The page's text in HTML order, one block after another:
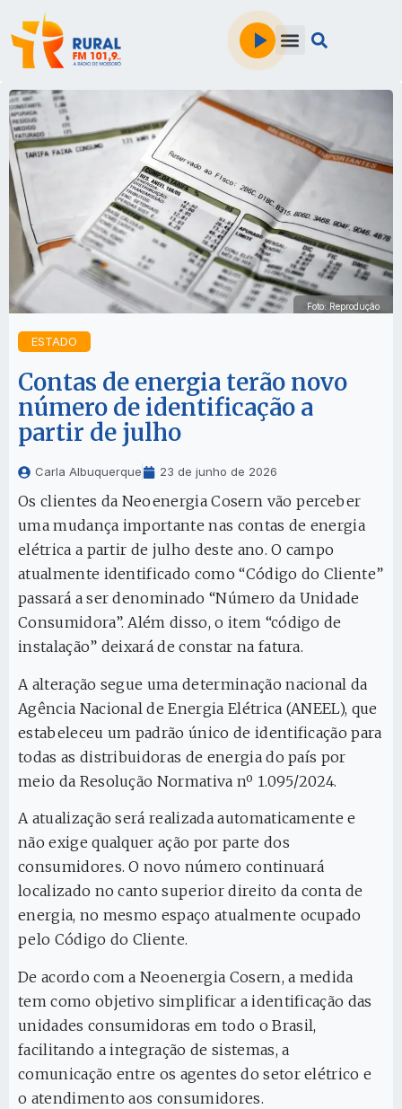
Foto: Reprodução
ESTADO
Contas de energia terão novo
número de identificação a
partir de julho
Carla Albuquerque 23 de junho de 2026
Os clientes da Neoenergia Cosern vão perceber
uma mudança importante nas contas de energia
elétrica a partir de julho deste ano. O campo
atualmente identificado como “Código do Cliente”
passará a ser denominado “Número da Unidade
Consumidora”. Além disso, o item “código de
instalação” deixará de constar na fatura.
A alteração segue uma determinação nacional da
Agência Nacional de Energia Elétrica (ANEEL), que
estabeleceu um padrão único de identificação para
todas as distribuidoras de energia do país por
meio da Resolução Normativa nº 1.095/2024.
A atualização será realizada automaticamente e
não exige qualquer ação por parte dos
consumidores. O novo número continuará
localizado no canto superior direito da conta de
energia, no mesmo espaço atualmente ocupado
pelo Código do Cliente.
De acordo com a Neoenergia Cosern, a medida
tem como objetivo simplificar a identificação das
unidades consumidoras em todo o Brasil,
facilitando a integração de sistemas, a
comunicação entre os agentes do setor elétrico e
o atendimento aos consumidores.